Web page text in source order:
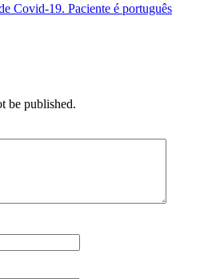
Covid-19. Paciente é português
be published.